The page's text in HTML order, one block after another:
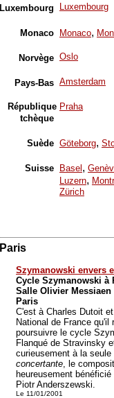
Luxembourg Luxembourg
Monaco Monaco,
Norvège Oslo
Pays-Bas Amsterdam
République
tchèque
Praha
Suède Göteborg,
Suisse Basel ,
Luzern,
Zürich
Paris
Szymanowski envers
Cycle Szymanowski à
Salle Olivier
Paris
C'est à Charles Dutoit
National de France qu'il
poursuivre le cycle
Flanqué de Stravinsky
curieusement à la
concertante, le
heureusement
Piotr Anderszewski.
Le 11/01/2001